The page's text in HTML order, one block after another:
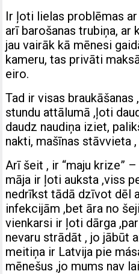
Ir ļoti lielas problēmas
arī barošanas trubiņa, ar
jau vairāk kā mēnesi
kameru, tas privāti
eiro.
Tad ir visas
stundu attālumā ,ļoti
daudz naudiņa iziet,
nakti, mašīnas stāvvieta
Arī šeit , ir “maju krize”
māja ir ļoti auksta ,viss
nedrīkst tādā dzīvot dēl
infekcijām ,bet āra no
vienkarsi ir ļoti dārga
nevaru strādāt , jo jābūt
meitiņa ir Latvija pie
mēnešus ,jo mums nav